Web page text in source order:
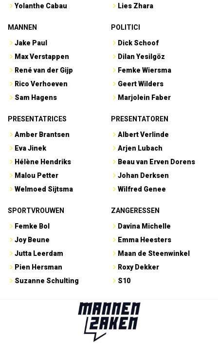
Yolanthe Cabau
Lies Zhara
MANNEN
Jake Paul
Max Verstappen
René van der Gijp
Rico Verhoeven
Sam Hagens
POLITICI
Dick Schoof
Dilan Yesilgöz
Femke Wiersma
Geert Wilders
Marjolein Faber
PRESENTATRICES
Amber Brantsen
Eva Jinek
Hélène Hendriks
Malou Petter
Welmoed Sijtsma
PRESENTATOREN
Albert Verlinde
Arjen Lubach
Beau van Erven Dorens
Johan Derksen
Wilfred Genee
SPORTVROUWEN
Femke Bol
Joy Beune
Jutta Leerdam
Pien Hersman
Suzanne Schulting
ZANGERESSEN
Davina Michelle
Emma Heesters
Maan de Steenwinkel
Roxy Dekker
S10